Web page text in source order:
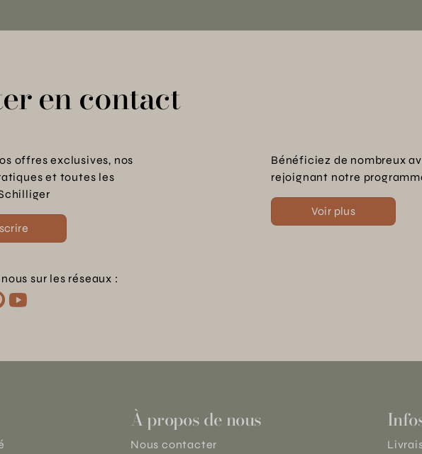
en contact
offres exclusives, nos
et toutes les
Bénéficiez de nombreux
rejoignant notre
Voir plus
sur les réseaux :
À propos de nous
Nous contacter